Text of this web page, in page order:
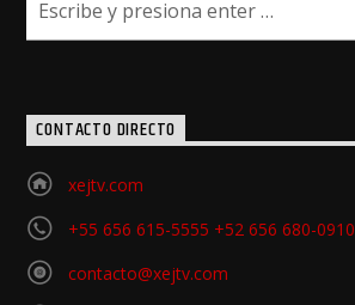
CONTACTO DIRECTO
xejtv.com
+55 656 615-5555 +52 656 680-0910
contacto@xejtv.com